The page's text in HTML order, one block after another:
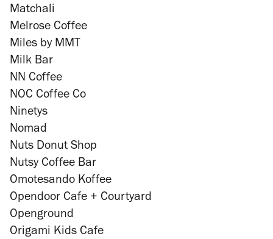
Matchali
Melrose Coffee
Miles by MMT
Milk Bar
NN Coffee
NOC Coffee Co
Ninetys
Nomad
Nuts Donut Shop
Nutsy Coffee Bar
Omotesando Koffee
Opendoor Cafe + Courtyard
Openground
Origami Kids Cafe